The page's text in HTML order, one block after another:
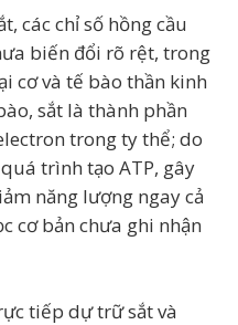
các chỉ số hồng cầu
biến đổi rõ rệt, trong
cơ và tế bào thần kinh
sắt là thành phần
trong ty thể; do
trình tạo ATP, gây
năng lượng ngay cả
cơ bản chưa ghi nhận
tiếp dự trữ sắt và